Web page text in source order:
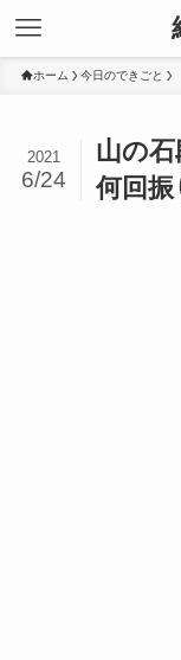
ホーム 今日のできごと
山の
何回
2021
6/24